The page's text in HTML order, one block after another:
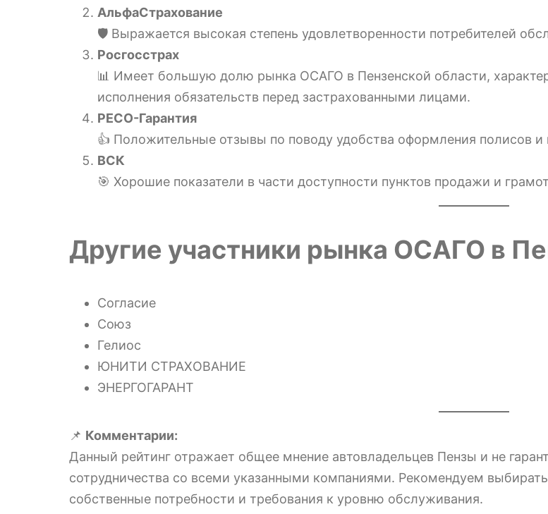
АльфаСтрахование
🛡️ Выражается высокая степень удовлетворенности потребителей
Росгосстрах
📊 Имеет большую долю рынка ОСАГО в Пензенской области,
исполнения обязательств перед застрахованными лицами.
РЕСО-Гарантия
👍 Положительные отзывы по поводу удобства оформления полисов и
ВСК
🎯 Хорошие показатели в части доступности пунктов продажи и
Другие участники рынка ОСАГО в
Согласие
Союз
Гелиос
ЮНИТИ СТРАХОВАНИЕ
ЭНЕРГОГАРАНТ
📌 Комментарии:
Данный рейтинг отражает общее мнение автовладельцев Пензы и не
сотрудничества со всеми указанными компаниями. Рекомендуем
собственные потребности и требования к уровню обслуживания.